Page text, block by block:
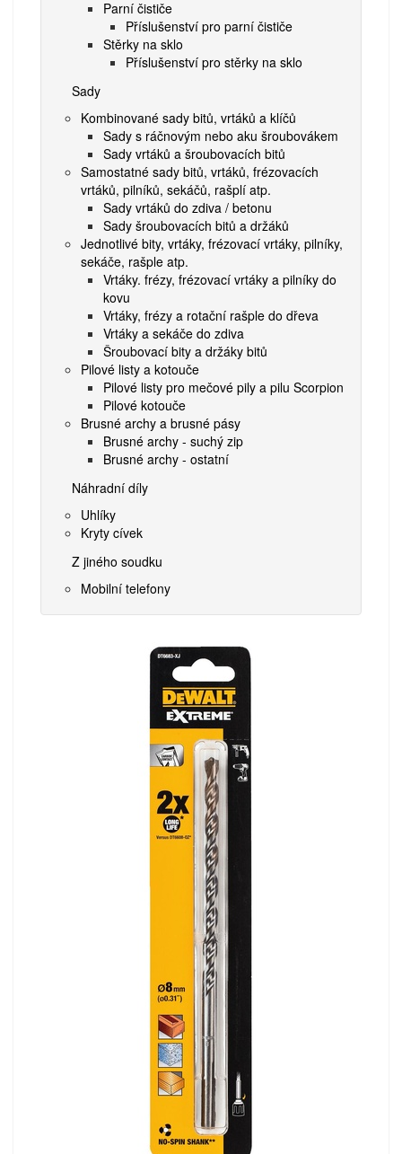
Parní čističe
Příslušenství pro parní čističe
Stěrky na sklo
Příslušenství pro stěrky na sklo
Sady
Kombinované sady bitů, vrtáků a klíčů
Sady s ráčnovým nebo aku šroubovákem
Sady vrtáků a šroubovacích bitů
Samostatné sady bitů, vrtáků, frézovacích
vrtáků, pilníků, sekáčů, rašplí atp.
Sady vrtáků do zdiva / betonu
Sady šroubovacích bitů a držáků
Jednotlivé bity, vrtáky, frézovací vrtáky, pilníky,
sekáče, rašple atp.
Vrtáky. frézy, frézovací vrtáky a pilníky do
kovu
Vrtáky, frézy a rotační rašple do dřeva
Vrtáky a sekáče do zdiva
Šroubovací bity a držáky bitů
Pilové listy a kotouče
Pilové listy pro mečové pily a pilu Scorpion
Pilové kotouče
Brusné archy a brusné pásy
Brusné archy - suchý zip
Brusné archy - ostatní
Náhradní díly
Uhlíky
Kryty cívek
Z jiného soudku
Mobilní telefony